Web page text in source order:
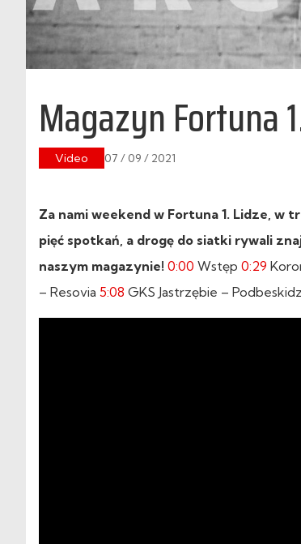
Magazyn Fortuna
Video 07 / 09 / 2021
Za nami weekend w Fortuna 1. Lidze,
pięć spotkań, a drogę do siatki rywali
naszym magazynie! 0:00 Wstęp 0:29
– Resovia 5:08 GKS Jastrzębie –